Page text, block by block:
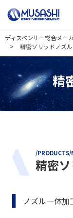
ディスペンサー総合メー
精密ソリッドノズル
精
/
精密
ノズル一体加